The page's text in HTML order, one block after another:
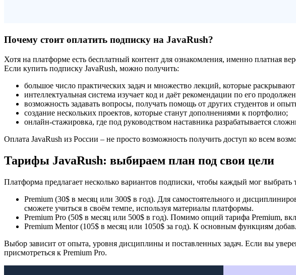
Почему стоит оплатить подписку на JavaRush?
Хотя на платформе есть бесплатный контент для ознакомления, именно платная
Если купить подписку JavaRush, можно получить:
большое число практических задач и множество лекций, которые
интеллектуальная система изучает код и даёт рекомендации по его
возможность задавать вопросы, получать помощь от других студентов и
создание нескольких проектов, которые станут дополнениями к портфолио;
онлайн-стажировка, где под руководством наставника разрабатывается
Оплата JavaRush из России – не просто возможность получить доступ ко всем
Тарифы JavaRush: выбираем план под свои цели
Платформа предлагает несколько вариантов подписки, чтобы каждый мог
Premium (30$ в месяц или 300$ в год). Для самостоятельного и
сможете учиться в своём темпе, используя материалы платформы.
Premium Pro (50$ в месяц или 500$ в год). Помимо опций тарифа Premium,
Premium Mentor (105$ в месяц или 1050$ за год). К основным функциям
Выбор зависит от опыта, уровня дисциплины и поставленных задач. Если вы
присмотреться к Premium Pro.